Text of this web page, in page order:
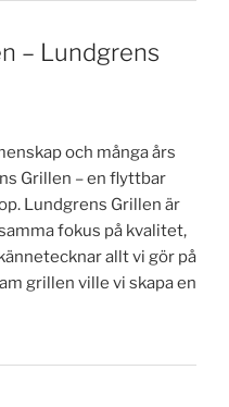
– Lundgrens
och många års
Grillen – en flyttbar
Lundgrens Grillen är
fokus på kvalitet,
allt vi gör på
grillen ville vi skapa en